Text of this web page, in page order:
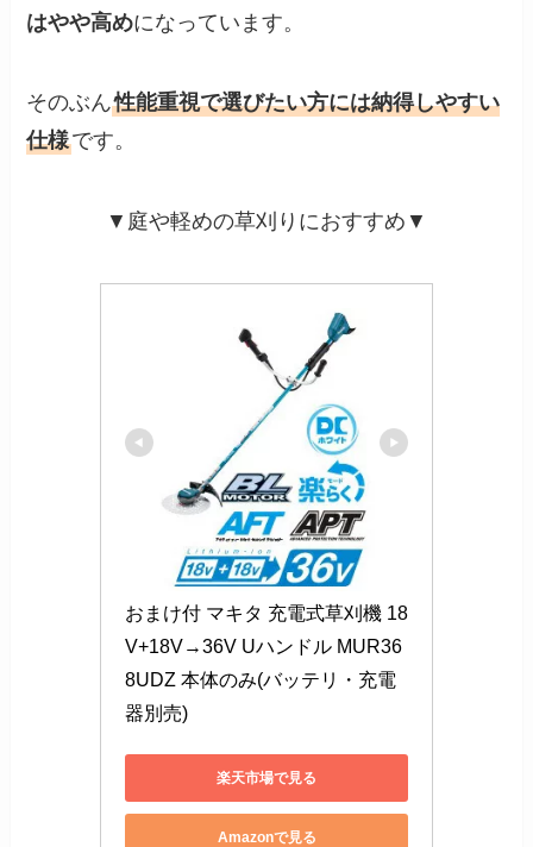
はやや高めになっています。
そのぶん性能重視で選びたい方には納得しやすい
仕様です。
▼庭や軽めの草刈りにおすすめ▼
おまけ付 マキタ 充電式草刈機 18
V+18V→36V Uハンドル MUR36
8UDZ 本体のみ(バッテリ・充電
器別売)
楽天市場で見る
Amazonで見る